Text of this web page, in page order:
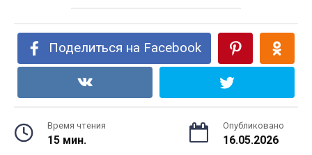
Поделиться на Facebook
Время чтения
15 мин.
Опубликовано
16.05.2026